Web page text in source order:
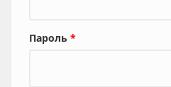
Пароль *